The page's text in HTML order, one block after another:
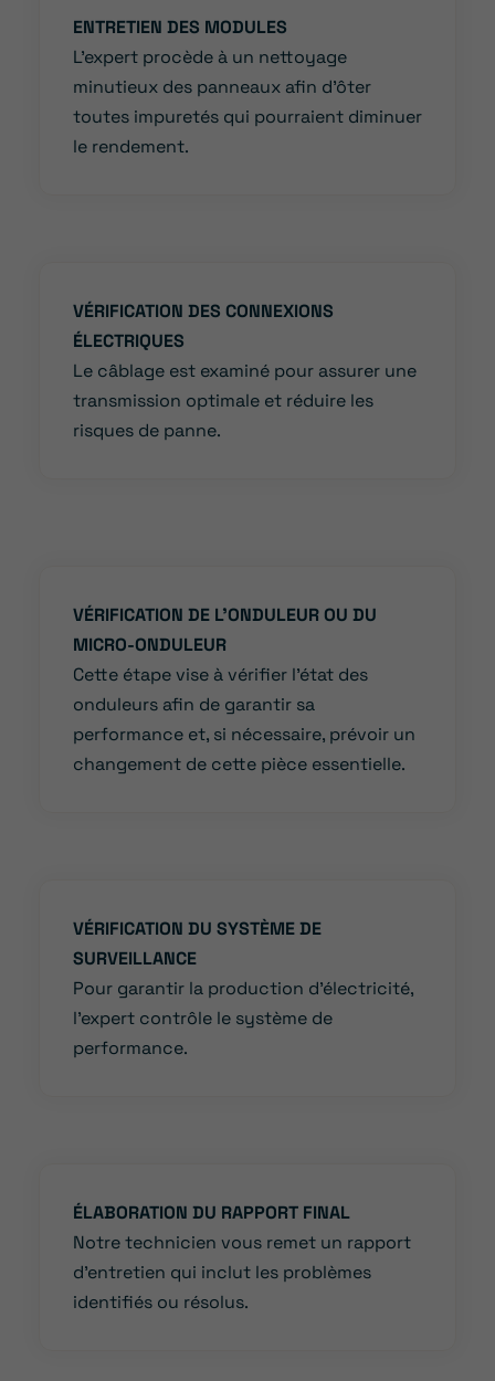
ENTRETIEN DES MODULES
L’expert procède à un nettoyage
minutieux des panneaux afin d’ôter
toutes impuretés qui pourraient diminuer
le rendement.
VÉRIFICATION DES CONNEXIONS
ÉLECTRIQUES
Le câblage est examiné pour assurer une
transmission optimale et réduire les
risques de panne.
VÉRIFICATION DE L’ONDULEUR OU DU
MICRO-ONDULEUR
Cette étape vise à vérifier l’état des
onduleurs afin de garantir sa
performance et, si nécessaire, prévoir un
changement de cette pièce essentielle.
VÉRIFICATION DU SYSTÈME DE
SURVEILLANCE
Pour garantir la production d’électricité,
l’expert contrôle le système de
performance.
ÉLABORATION DU RAPPORT FINAL
Notre technicien vous remet un rapport
d’entretien qui inclut les problèmes
identifiés ou résolus.